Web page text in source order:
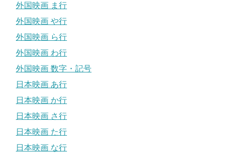
外国映画 ま行
外国映画 や行
外国映画 ら行
外国映画 わ行
外国映画 数字・記号
日本映画 あ行
日本映画 か行
日本映画 さ行
日本映画 た行
日本映画 な行